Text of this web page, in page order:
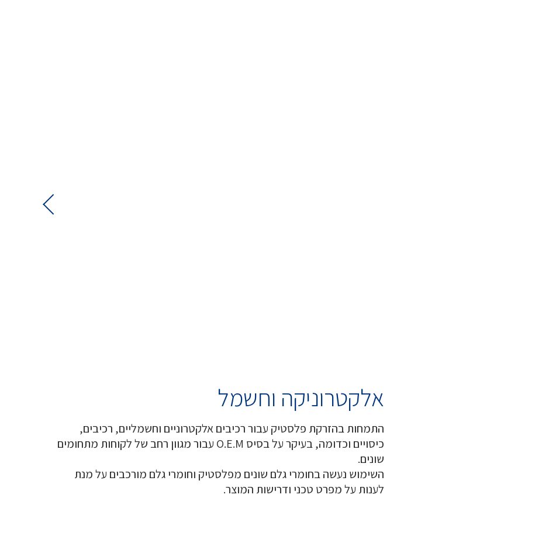
אלקטרוניקה וחשמל
התמחות בהזרקת פלסטיק עבור רכיבים אלקטרוניים וחשמליים, רכיבים,
כיסויים וכדומה, בעיקר על בסיס O.E.M עבור מגוון רחב של לקוחות מתחומים
שונים.
השימוש נעשה בחומרי גלם שונים מפלסטיק וחומרי גלם מורכבים על מנת
לענות על מפרט טכני ודרישות המוצר.